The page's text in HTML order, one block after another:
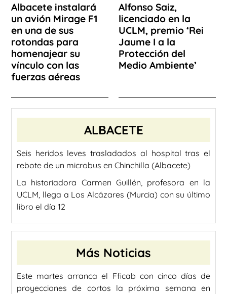
Albacete instalará
un avión Mirage F1
en una de sus
rotondas para
homenajear su
vínculo con las
fuerzas aéreas
Alfonso Saiz,
licenciado en la
UCLM, premio ‘Rei
Jaume I a la
Protección del
Medio Ambiente’
ALBACETE
Seis heridos leves trasladados al hospital tras el
rebote de un microbus en Chinchilla (Albacete)
La historiadora Carmen Guillén, profesora en la
UCLM, llega a Los Alcázares (Murcia) con su último
libro el día 12
Más Noticias
Este martes arranca el Fficab con cinco días de
proyecciones de cortos la próxima semana en